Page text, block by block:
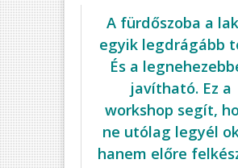
A fürdőszoba a
egyik legdrágább
És a
javítható. Ez a
workshop segít,
ne utólag legyél
hanem előre